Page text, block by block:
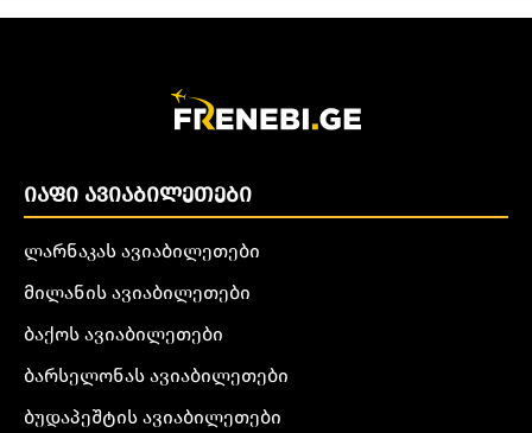
ᲘᲐᲤᲘ ᲐᲕᲘᲐᲑᲘᲚᲔᲗᲔᲑᲘ
ლარნაკას ავიაბილეთები
მილანის ავიაბილეთები
ბაქოს ავიაბილეთები
ბარსელონას ავიაბილეთები
ბუდაპეშტის ავიაბილეთები